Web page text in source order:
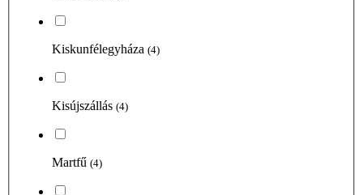
Kiskunfélegyháza (4)
Kisújszállás (4)
Martfű (4)